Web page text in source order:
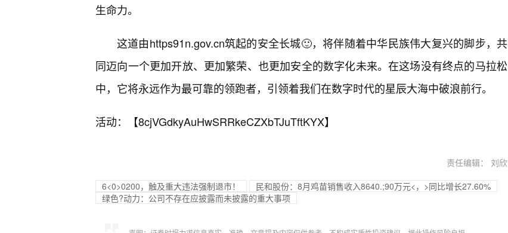
生命力。
这道由https91n.gov.cn筑起的安全长城🙂，将伴随着中华民族伟大复兴的脚步，共
同迈向一个更加开放、更加繁荣、也更加安全的数字化未来。在这场没有终点的马拉松
中，它将永远作为最可靠的领跑者，引领着我们在数字时代的星辰大海中破浪前行。
活动：【8cjVGdkyAuHwSRRkeCZXbTJuTftKYX】
责任编辑： 刘欣
6<0>0200，触及重大违法强制退市！
民和股份：8月鸡苗销售收入8640.;90万元<，>同比增长27.60%
绿色?动力：公司不存在应披露而未披露的重大事项